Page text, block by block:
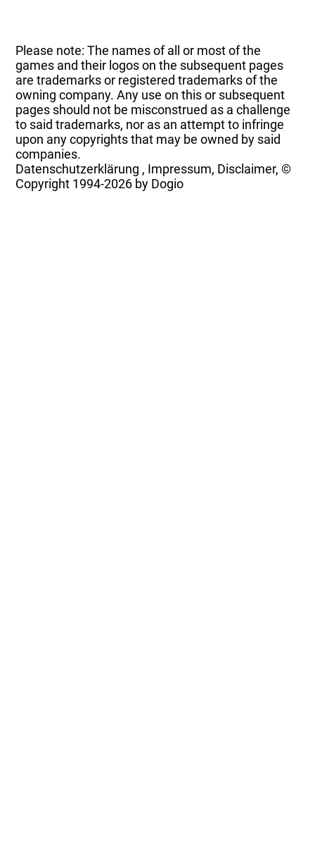
Please note: The names of all or most of the
games and their logos on the subsequent pages
are trademarks or registered trademarks of the
owning company. Any use on this or subsequent
pages should not be misconstrued as a challenge
to said trademarks, nor as an attempt to infringe
upon any copyrights that may be owned by said
companies.
Datenschutzerklärung , Impressum, Disclaimer, ©
Copyright 1994-2026 by Dogio